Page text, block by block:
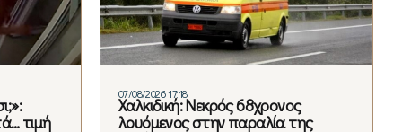
τιμή
07/08/2026 17:18
Χαλκιδική: Νεκρός 68χρονος
λουόμενος στην παραλία της